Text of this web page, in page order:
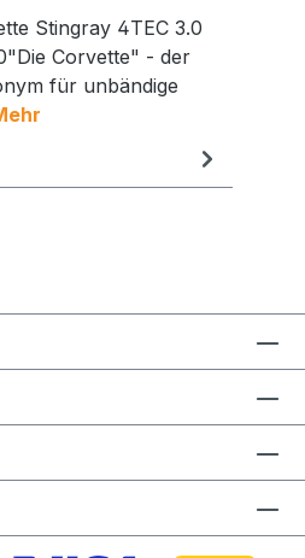
deinen Freunden zeigen
Stingray 4TEC 3.0
Corvette" - der
für unbändige